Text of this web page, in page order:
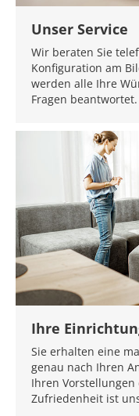
Unser Service
Wir beraten Sie
Konfiguration am
werden alle Ihre
Fragen beantwortet.
Ihre
Sie erhalten eine
genau nach Ihren
Ihren
Zufriedenheit ist